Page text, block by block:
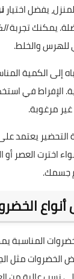
يفضل اختيار
يمكنك تجربة
للهرس والخلط.
إلى الكمية
الإفراط في
غير مرغوبة.
التحضير يعتمد
اخترت العصر
جسمك.
أنواع
المناسبة
الخضروات مثل